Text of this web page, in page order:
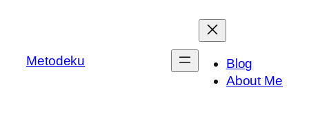
Metodeku
Blog
About Me